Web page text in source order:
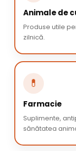
Animale de
Produse utile
zilnică.
💊
Farmacie
Suplimente,
sănătatea